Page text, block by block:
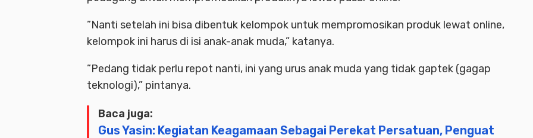
”Nanti setelah ini bisa dibentuk kelompok untuk mempromosikan produk lewat online,
kelompok ini harus di isi anak-anak muda,” katanya.
”Pedang tidak perlu repot nanti, ini yang urus anak muda yang tidak gaptek (gagap
teknologi),” pintanya.
Baca juga:
Gus Yasin: Kegiatan Keagamaan Sebagai Perekat Persatuan, Penguat